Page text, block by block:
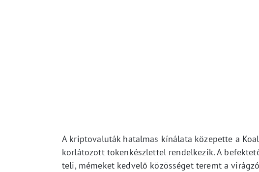
A kriptovaluták hatalmas kínálata közepette a
korlátozott tokenkészlettel rendelkezik. A
teli, mémeket kedvelő közösséget teremt a